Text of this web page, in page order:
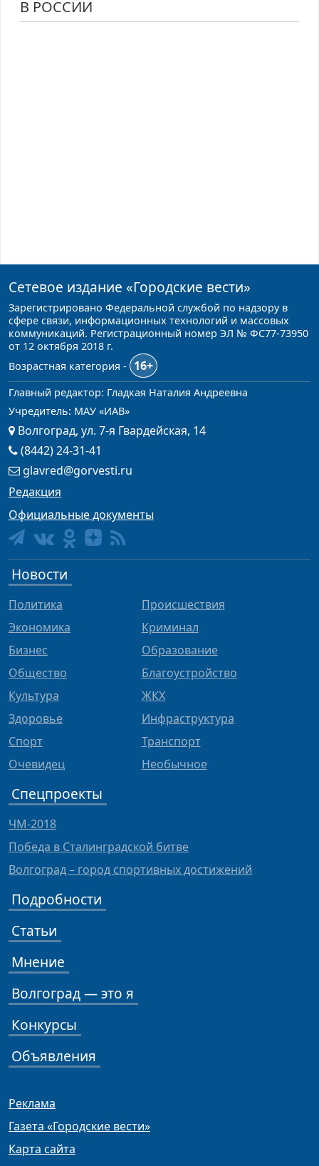
В РОССИИ
Сетевое издание «Городские вести»
Зарегистрировано Федеральной службой по надзору в
сфере связи, информационных технологий и массовых
коммуникаций. Регистрационный номер ЭЛ № ФС77-73950
от 12 октября 2018 г.
Возрастная категория -
16+
Главный редактор: Гладкая Наталия Андреевна
Учредитель: МАУ «ИАВ»
Волгоград, ул. 7-я Гвардейская, 14
(8442) 24-31-41
glavred@gorvesti.ru
Редакция
Официальные документы
Новости
Политика
Экономика
Бизнес
Общество
Культура
Здоровье
Спорт
Очевидец
Происшествия
Криминал
Образование
Благоустройство
ЖКХ
Инфраструктура
Транспорт
Необычное
Спецпроекты
ЧМ-2018
Победа в Сталинградской битве
Волгоград – город спортивных достижений
Подробности
Статьи
Мнение
Волгоград — это я
Конкурсы
Объявления
Реклама
Газета «Городские вести»
Карта сайта